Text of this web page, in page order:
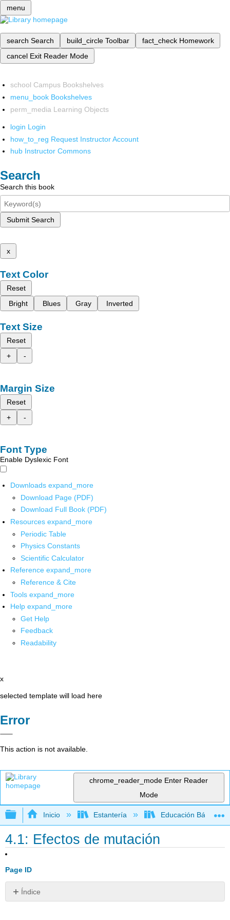
menu
search Search build_circle Toolbar fact_check Homework
cancel Exit Reader Mode
school Campus Bookshelves
menu_book Bookshelves
perm_media Learning Objects
login Login
how_to_reg Request Instructor Account
hub Instructor Commons
Search
Search this book
Submit Search
x
Text Color
Reset
Bright
Blues Gray Inverted
Text Size
Reset
+
-
Margin Size
Reset
+
-
Font Type
Enable Dyslexic Font
Downloads expand_more
Download Page (PDF)
Download Full Book (PDF)
Resources expand_more
Periodic Table
Physics Constants
Scientific Calculator
Reference expand_more
Reference & Cite
Tools expand_more
Help expand_more
Get Help
Feedback
Readability
x
selected template will load here
Error
This action is not available.
chrome_reader_mode Enter Reader
Mode
Expandir/contraer jerarquía global
Inicio Estantería Educación Básica
4.1: Efectos de mutación
Page ID
Índice